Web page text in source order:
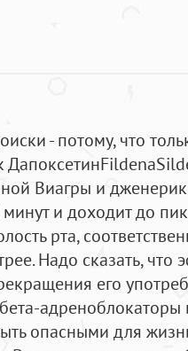
- потому, что
Виагры и
и доходит до
рта,
Надо сказать, что
его
опасными для